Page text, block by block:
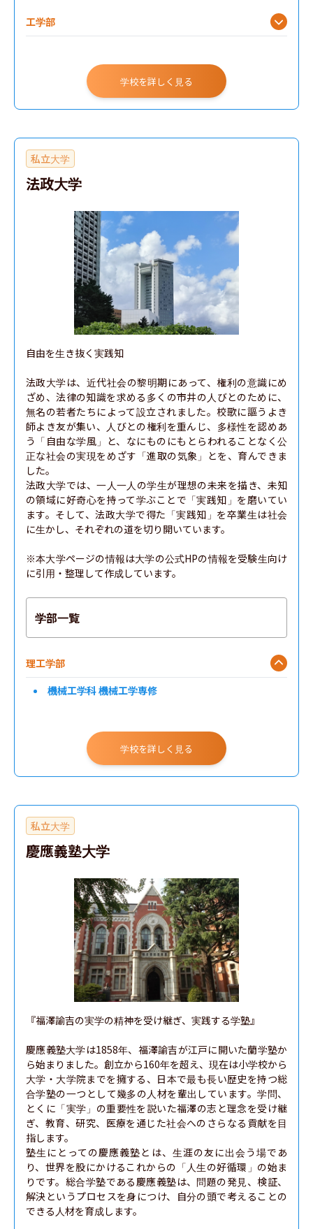
工学部
学校を詳しく見る
私立大学
法政大学
自由を生き抜く実践知
法政大学は、近代社会の黎明期にあって、権利の意識にめ
ざめ、法律の知識を求める多くの市井の人びとのために、
無名の若者たちによって設立されました。校歌に謳うよき
師よき友が集い、人びとの権利を重んじ、多様性を認めあ
う「自由な学風」と、なにものにもとらわれることなく公
正な社会の実現をめざす「進取の気象」とを、育んできま
した。
法政大学では、一人一人の学生が理想の未来を描き、未知
の領域に好奇心を持って学ぶことで「実践知」を磨いてい
ます。そして、法政大学で得た「実践知」を卒業生は社会
に生かし、それぞれの道を切り開いています。
※本大学ページの情報は大学の公式HPの情報を受験生向け
に引用・整理して作成しています。
学部一覧
理工学部
機械工学科 機械工学専修
学校を詳しく見る
私立大学
慶應義塾大学
『福澤諭吉の実学の精神を受け継ぎ、実践する学塾』
慶應義塾大学は1858年、福澤諭吉が江戸に開いた蘭学塾か
ら始まりました。創立から160年を超え、現在は小学校から
大学・大学院までを擁する、日本で最も長い歴史を持つ総
合学塾の一つとして幾多の人材を輩出しています。学問、
とくに「実学」の重要性を説いた福澤の志と理念を受け継
ぎ、教育、研究、医療を通じた社会へのさらなる貢献を目
指します。
塾生にとっての慶應義塾とは、生涯の友に出会う場であ
り、世界を股にかけるこれからの「人生の好循環」の始ま
りです。総合学塾である慶應義塾は、問題の発見、検証、
解決というプロセスを身につけ、自分の頭で考えることの
できる人材を育成します。